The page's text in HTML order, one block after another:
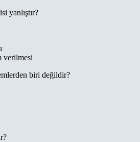
yanlıştır?
verilmesi
biri değildir?